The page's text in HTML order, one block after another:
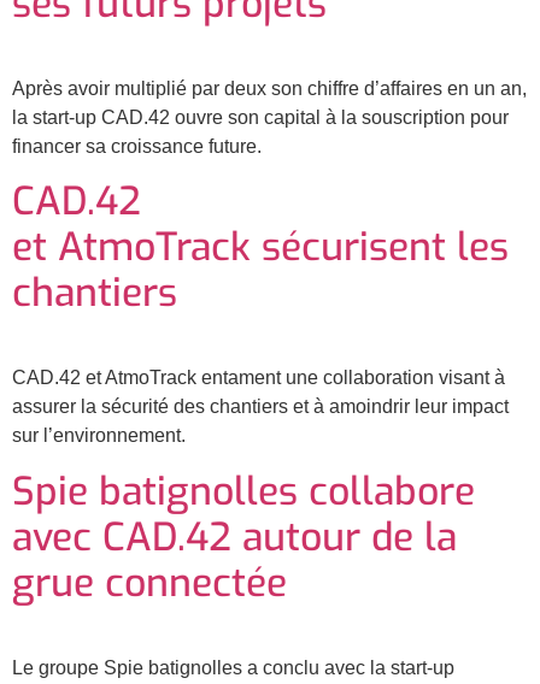
Après avoir multiplié par deux son chiffre d’affaires en un an,
la start-up CAD.42 ouvre son capital à la souscription pour
financer sa croissance future.
CAD.42
et AtmoTrack sécurisent les
chantiers
CAD.42 et AtmoTrack entament une collaboration visant à
assurer la sécurité des chantiers et à amoindrir leur impact
sur l’environnement.
Spie batignolles collabore
avec CAD.42 autour de la
grue connectée
Le groupe Spie batignolles a conclu avec la start-up